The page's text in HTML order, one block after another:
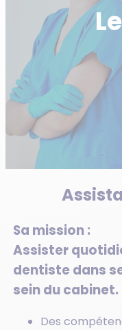
Sa mission :
Assister
dentiste dans
sein du cabinet.
Des